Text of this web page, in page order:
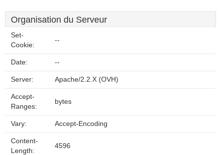
Organisation du Serveur
Set-
Cookie:
--
Date: --
Server: Apache/2.2.X (OVH)
Accept-
Ranges:
bytes
Vary: Accept-Encoding
Content-
Length:
4596